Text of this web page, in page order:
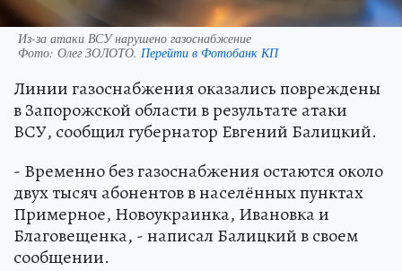
Из-за атаки ВСУ нарушено газоснабжение
Фото: Олег ЗОЛОТО. Перейти в Фотобанк КП
Линии газоснабжения оказались повреждены
в Запорожской области в результате атаки
ВСУ, сообщил губернатор Евгений Балицкий.
- Временно без газоснабжения остаются около
двух тысяч абонентов в населённых пунктах
Примерное, Новоукраинка, Ивановка и
Благовещенка, - написал Балицкий в своем
сообщении.